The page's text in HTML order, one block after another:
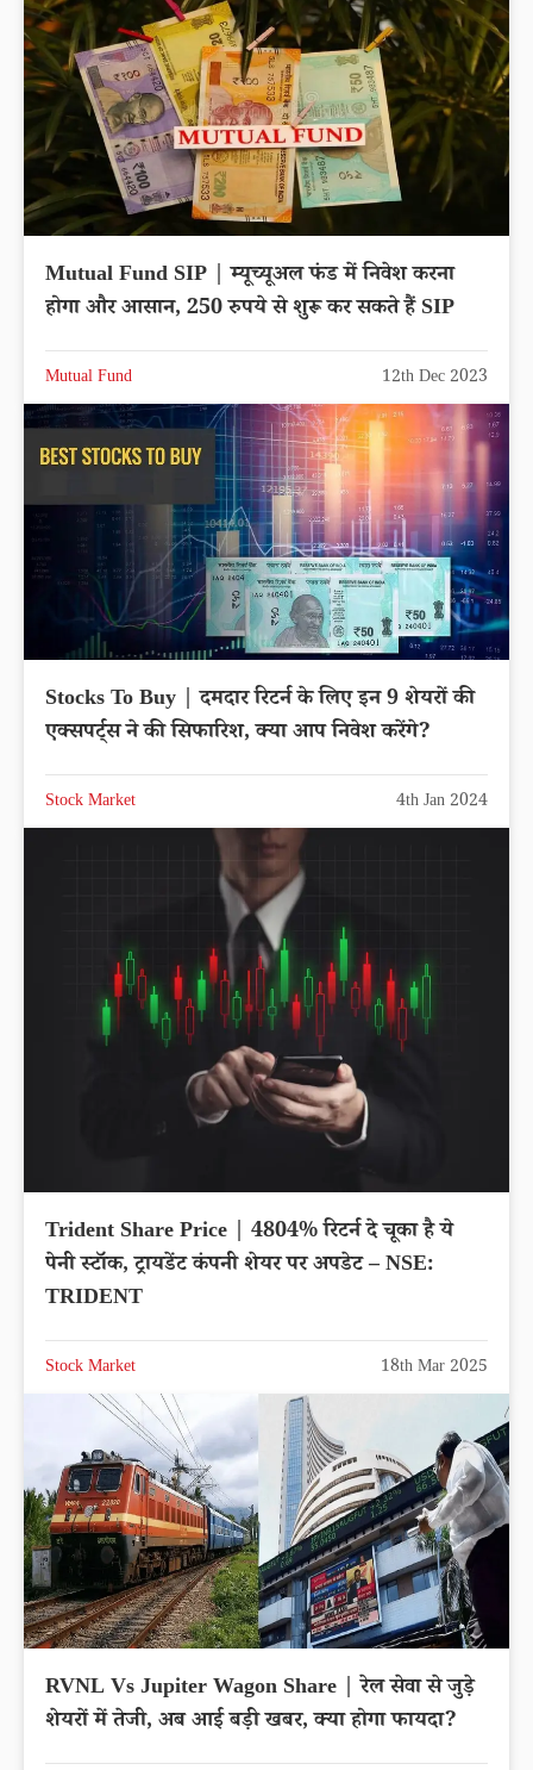
Mutual Fund SIP | म्यूच्यूअल फंड में निवेश करना
होगा और आसान, 250 रुपये से शुरू कर सकते हैं SIP
Mutual Fund 12th Dec 2023
Stocks To Buy | दमदार रिटर्न के लिए इन 9 शेयरों की
एक्सपर्ट्स ने की सिफारिश, क्या आप निवेश करेंगे?
Stock Market 4th Jan 2024
Trident Share Price | 4804% रिटर्न दे चूका है ये
पेनी स्टॉक, ट्रायडेंट कंपनी शेयर पर अपडेट – NSE:
TRIDENT
Stock Market 18th Mar 2025
RVNL Vs Jupiter Wagon Share | रेल सेवा से जुड़े
शेयरों में तेजी, अब आई बड़ी खबर, क्या होगा फायदा?